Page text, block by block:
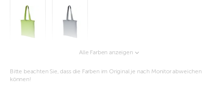
Alle Farben anzeigen
Bitte beachten Sie, dass die Farben im Original je nach Monitor abweichen
können!